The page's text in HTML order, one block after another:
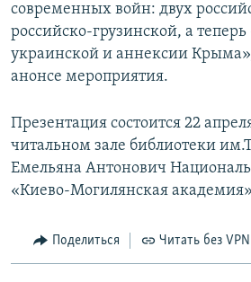
современных войн: двух
российско-грузинской, а теперь
украинской и аннексии Крыма»,
анонсе мероприятия.
Презентация состоится 22
читальном зале библиотеки
Емельяна Антонович
«Киево-Могилянская
Поделиться Читать без VPN